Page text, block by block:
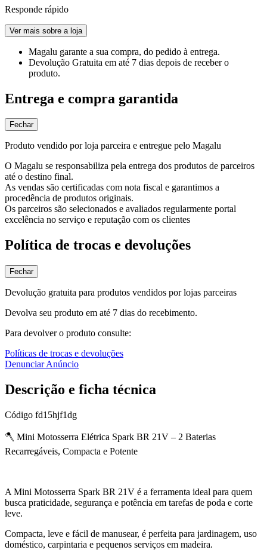
Responde rápido
Ver mais sobre a loja
Magalu garante a sua compra, do pedido à entrega.
Devolução Gratuita em até 7 dias depois de receber o
produto.
Entrega e compra garantida
Fechar
Produto vendido por loja parceira e entregue pelo Magalu
O Magalu se responsabiliza pela entrega dos produtos de parceiros
até o destino final.
As vendas são certificadas com nota fiscal e garantimos a
procedência de produtos originais.
Os parceiros são selecionados e avaliados regularmente portal
excelência no serviço e reputação com os clientes
Política de trocas e devoluções
Fechar
Devolução gratuita para produtos vendidos por lojas parceiras
Devolva seu produto em até 7 dias do recebimento.
Para devolver o produto consulte:
Políticas de trocas e devoluções
Denunciar Anúncio
Descrição e ficha técnica
Código fd15hjf1dg
🪓 Mini Motosserra Elétrica Spark BR 21V – 2 Baterias
Recarregáveis, Compacta e Potente
A Mini Motosserra Spark BR 21V é a ferramenta ideal para quem
busca praticidade, segurança e potência em tarefas de poda e corte
leve.
Compacta, leve e fácil de manusear, é perfeita para jardinagem, uso
doméstico, carpintaria e pequenos serviços em madeira.